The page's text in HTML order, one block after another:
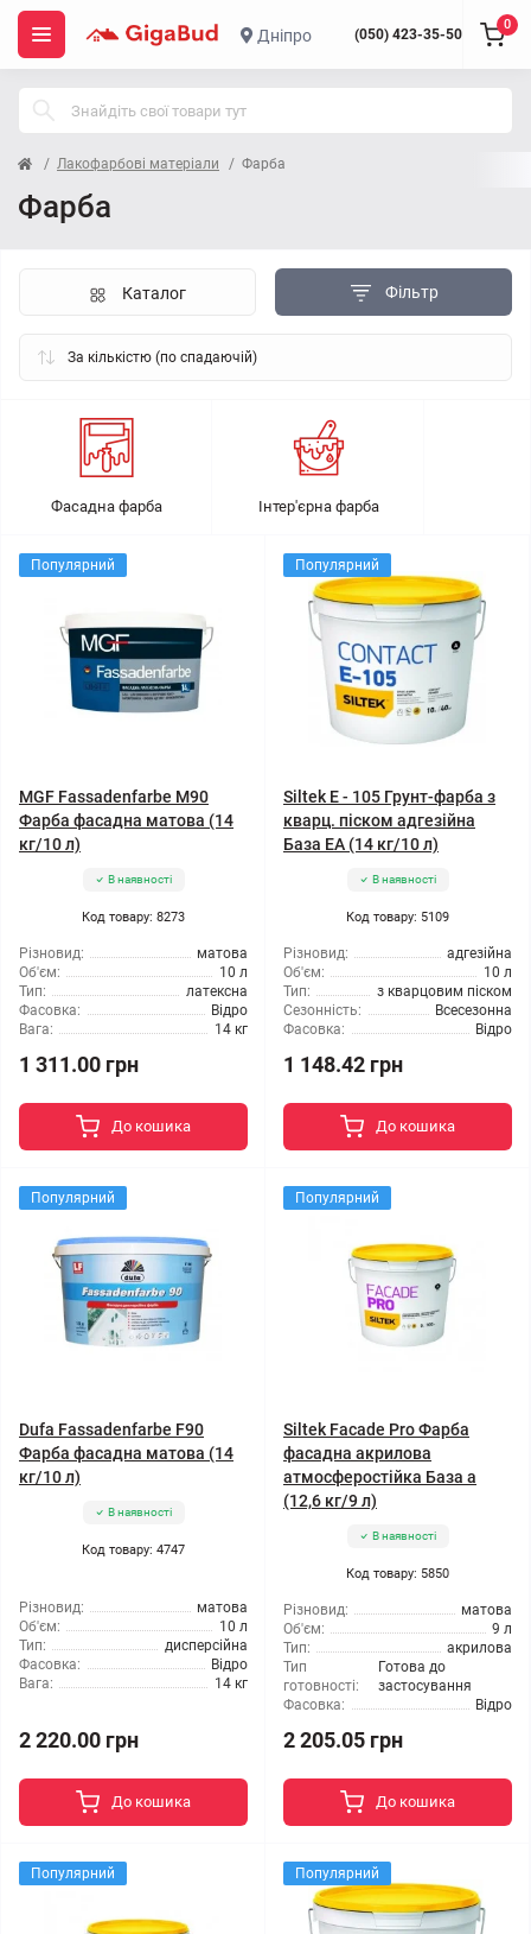
Дніпро (050) 423-35-50
0
Лакофарбові матеріали Фарба
Фарба
Фільтр
Каталог
Фасадна фарба Інтер'єрна фарба
Популярний
MGF Fassadenfarbe М90
Фарба фасадна матова (14
кг/10 л)
В наявності
Код товару: 8273
Різновид:
матова
Об'єм:
10 л
Тип:
латексна
Фасовка:
Відро
Вага:
14 кг
1 311.00 грн
До кошика
Популярний
Siltek E - 105 Грунт-фарба з
кварц. піском адгезійна
База ЕА (14 кг/10 л)
В наявності
Код товару: 5109
Різновид:
адгезійна
Об'єм:
10 л
Тип:
з кварцовим піском
Сезонність:
Всесезонна
Фасовка:
Відро
1 148.42 грн
До кошика
Популярний
Dufa Fassadenfarbe F90
Фарба фасадна матова (14
кг/10 л)
В наявності
Код товару: 4747
Різновид:
матова
Об'єм:
10 л
Тип:
дисперсійна
Фасовка:
Відро
Вага:
14 кг
2 220.00 грн
До кошика
Популярний
Siltek Facade Pro Фарба
фасадна акрилова
атмосферостійка База а
(12,6 кг/9 л)
В наявності
Код товару: 5850
Різновид:
матова
Об'єм:
9 л
Тип:
акрилова
Тип
готовності:
Готова до
застосування
Фасовка:
Відро
2 205.05 грн
До кошика
Популярний Популярний